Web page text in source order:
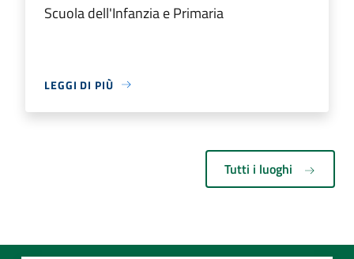
Scuola dell'Infanzia e Primaria
LEGGI DI PIÙ
Tutti i luoghi